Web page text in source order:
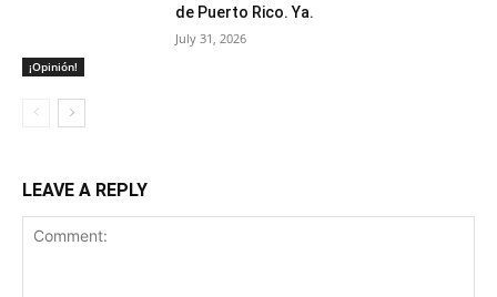
¡Opinión!
de Puerto Rico. Ya.
July 31, 2026
LEAVE A REPLY